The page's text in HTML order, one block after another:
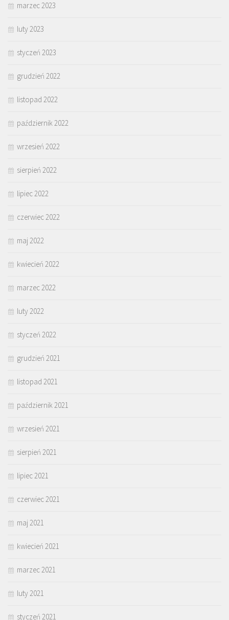
marzec 2023
luty 2023
styczeń 2023
grudzień 2022
listopad 2022
październik 2022
wrzesień 2022
sierpień 2022
lipiec 2022
czerwiec 2022
maj 2022
kwiecień 2022
marzec 2022
luty 2022
styczeń 2022
grudzień 2021
listopad 2021
październik 2021
wrzesień 2021
sierpień 2021
lipiec 2021
czerwiec 2021
maj 2021
kwiecień 2021
marzec 2021
luty 2021
styczeń 2021